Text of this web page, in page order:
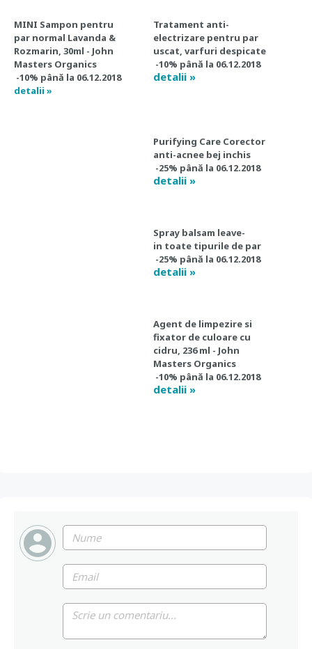
MINI Sampon pentru
par normal Lavanda &
Rozmarin, 30ml - John
Masters Organics
-10% până la 06.12.2018
detalii »
Tratament anti-
electrizare pentru par
uscat, varfuri despicate
-10% până la 06.12.2018
detalii »
Purifying Care Corector
anti-acnee bej inchis
-25% până la 06.12.2018
detalii »
Spray balsam leave-
in toate tipurile de par
-25% până la 06.12.2018
detalii »
Agent de limpezire si
fixator de culoare cu
cidru, 236 ml - John
Masters Organics
-10% până la 06.12.2018
detalii »